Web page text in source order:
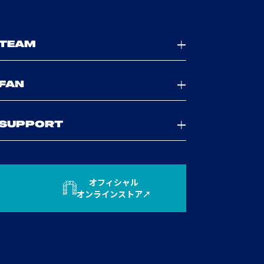
オフィシャル
オンラインストア